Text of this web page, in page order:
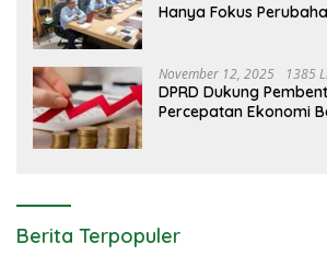
Hanya Fokus
November 12, 2025 1385
DPRD Dukung
Percepatan Ekonomi
Berita Terpopuler